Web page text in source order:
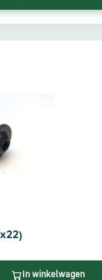
In winkelwagen